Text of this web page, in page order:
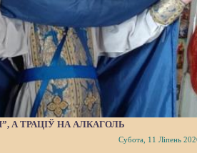
А ТРАЦІЎ НА АЛКАГОЛЬ
Субота, 11 Ліпень